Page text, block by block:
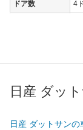
ドア数 4
過給機 -
日産 ダッ
日産 ダットサン